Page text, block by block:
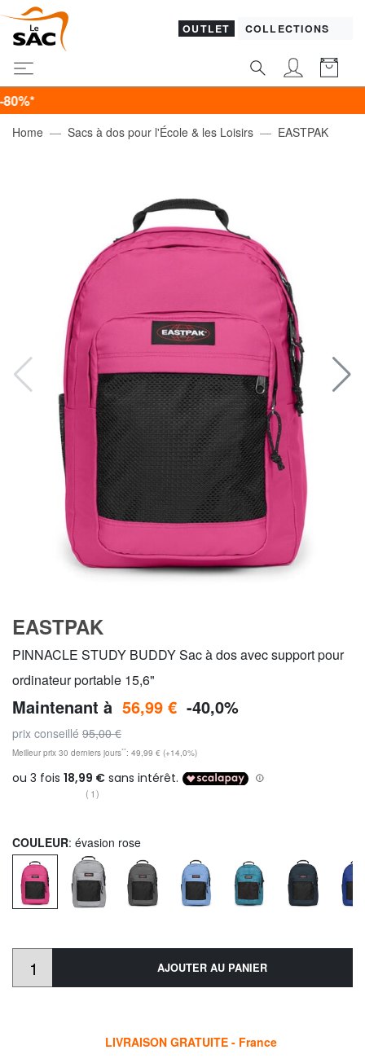
OUTLET COLLECTIONS
Home Sacs à dos pour l'École & les Loisirs EASTPAK
EASTPAK
PINNACLE STUDY BUDDY Sac à dos avec support pour
ordinateur portable 15,6"
Maintenant à 56,99 € -40,0%
prix conseillé 95,00 €
Meilleur prix 30 derniers jours**: 49,99 € (+14,0%)
(1)
COULEUR: évasion rose
AJOUTER AU PANIER
LIVRAISON GRATUITE - France